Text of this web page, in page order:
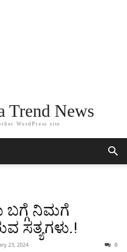
Trend News
WordPress site
ಬಗ್ಗೆ ನಿಮಗೆ
ಸತ್ಯಗಳು.!
23, 2024 0